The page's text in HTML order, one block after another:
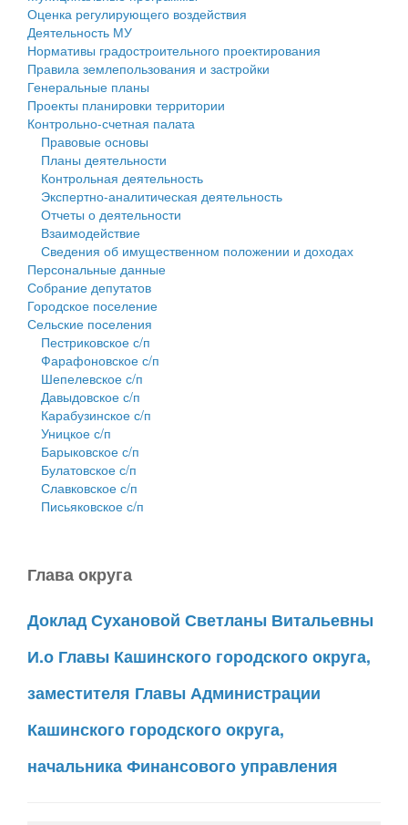
Правила землепользования и застройки
Генеральные планы
Проекты планировки территории
Собрание депутатов
Городское поселение
Сельские поселения
Оценка регулирующего воздействия
Деятельность МУ
Нормативы градостроительного проектирования
Правила землепользования и застройки
Генеральные планы
Проекты планировки территории
Контрольно-счетная палата
Правовые основы
Планы деятельности
Контрольная деятельность
Экспертно-аналитическая деятельность
Отчеты о деятельности
Взаимодействие
Сведения об имущественном положении и доходах
Персональные данные
Собрание депутатов
Городское поселение
Сельские поселения
Пестриковское с/п
Фарафоновское с/п
Шепелевское с/п
Давыдовское с/п
Карабузинское с/п
Уницкое с/п
Барыковское с/п
Булатовское с/п
Славковское с/п
Письяковское с/п
Глава округа
Доклад Сухановой Светланы Витальевны
И.о Главы Кашинского городского округа,
заместителя Главы Администрации
Кашинского городского округа,
начальника Финансового управления